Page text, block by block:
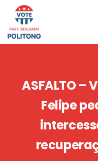
ASFALTO –
Felipe